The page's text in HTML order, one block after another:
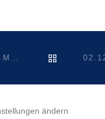
ändern